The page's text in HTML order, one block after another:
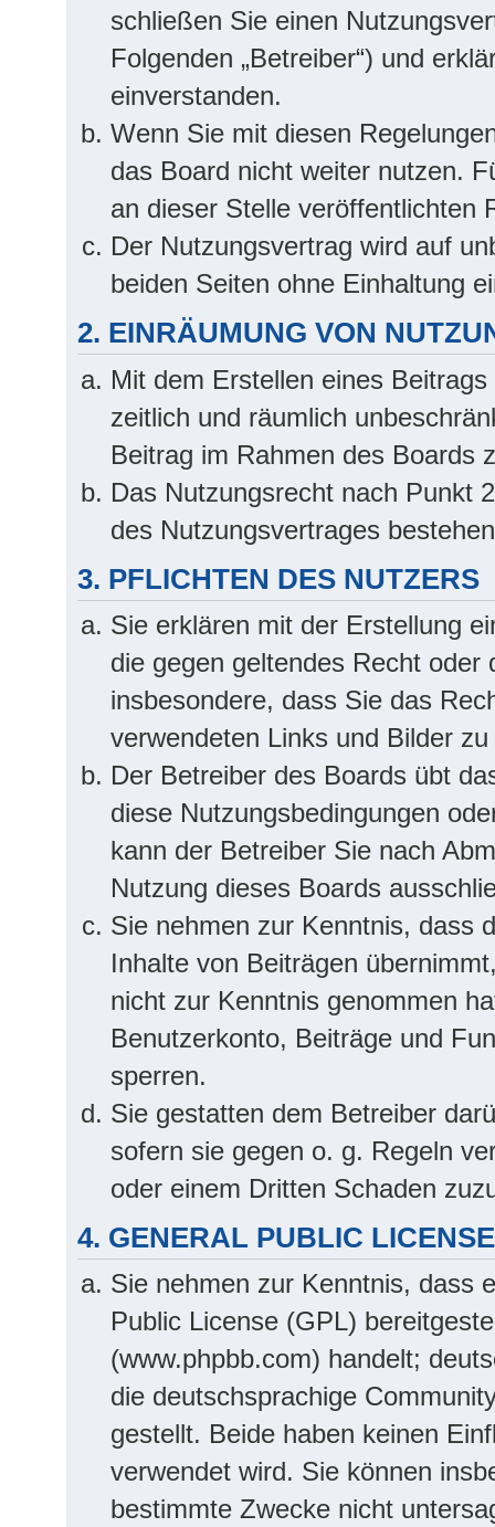
schließen Sie einen
Folgenden „Betreiber“) und
einverstanden.
Wenn Sie mit diesen
das Board nicht weiter nutzen.
an dieser Stelle veröffentlichten
Der Nutzungsvertrag wird auf
beiden Seiten ohne Einhaltung
2. EINRÄUMUNG VON
Mit dem Erstellen eines
zeitlich und räumlich
Beitrag im Rahmen des Boards
Das Nutzungsrecht nach Punkt
des Nutzungsvertrages
3. PFLICHTEN DES NUTZERS
Sie erklären mit der Erstellung
die gegen geltendes Recht
insbesondere, dass Sie das
verwendeten Links und Bilder
Der Betreiber des Boards übt
diese Nutzungsbedingungen
kann der Betreiber Sie nach
Nutzung dieses Boards
Sie nehmen zur Kenntnis, dass
Inhalte von Beiträgen
nicht zur Kenntnis genommen
Benutzerkonto, Beiträge und
sperren.
Sie gestatten dem Betreiber
sofern sie gegen o. g. Regeln
oder einem Dritten Schaden
4. GENERAL PUBLIC LICENSE
Sie nehmen zur Kenntnis, dass
Public License (GPL)
(www.phpbb.com) handelt;
die deutschsprachige
gestellt. Beide haben keinen
verwendet wird. Sie können
bestimmte Zwecke nicht